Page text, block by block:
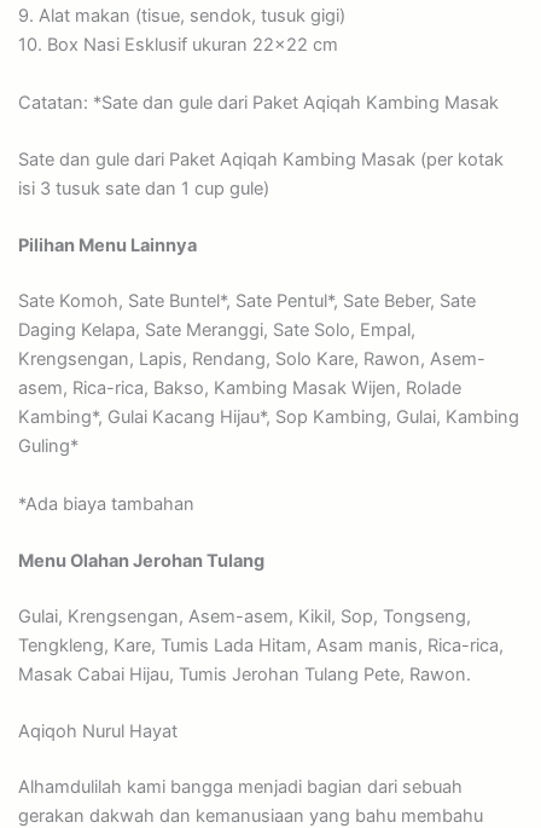
9. Alat makan (tisue, sendok, tusuk gigi)
10. Box Nasi Esklusif ukuran 22×22 cm
Catatan: *Sate dan gule dari Paket Aqiqah Kambing Masak
Sate dan gule dari Paket Aqiqah Kambing Masak (per kotak
isi 3 tusuk sate dan 1 cup gule)
Pilihan Menu Lainnya
Sate Komoh, Sate Buntel*, Sate Pentul*, Sate Beber, Sate
Daging Kelapa, Sate Meranggi, Sate Solo, Empal,
Krengsengan, Lapis, Rendang, Solo Kare, Rawon, Asem-
asem, Rica-rica, Bakso, Kambing Masak Wijen, Rolade
Kambing*, Gulai Kacang Hijau*, Sop Kambing, Gulai, Kambing
Guling*
*Ada biaya tambahan
Menu Olahan Jerohan Tulang
Gulai, Krengsengan, Asem-asem, Kikil, Sop, Tongseng,
Tengkleng, Kare, Tumis Lada Hitam, Asam manis, Rica-rica,
Masak Cabai Hijau, Tumis Jerohan Tulang Pete, Rawon.
Aqiqoh Nurul Hayat
Alhamdulilah kami bangga menjadi bagian dari sebuah
gerakan dakwah dan kemanusiaan yang bahu membahu